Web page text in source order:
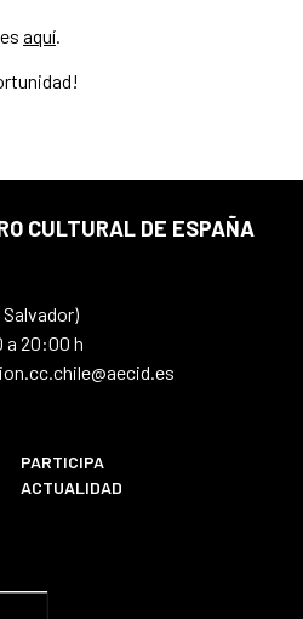
aquí
CULTURAL DE ESPAÑA
a 20:00 h
PARTICIPA
ACTUALIDAD